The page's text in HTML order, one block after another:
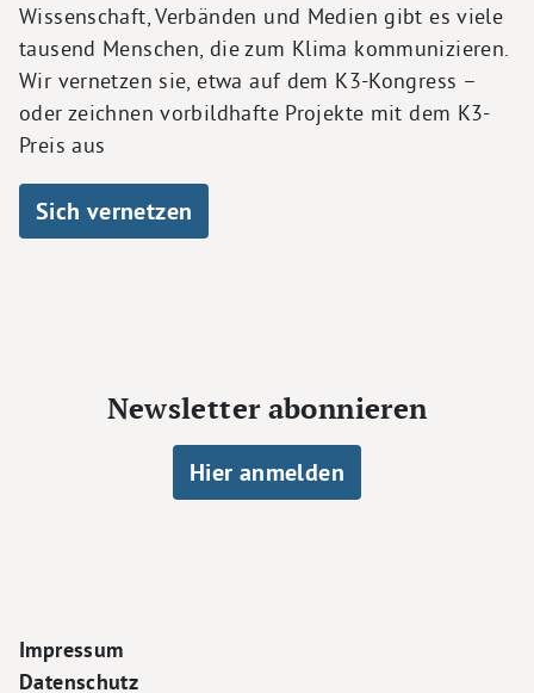
Wissenschaft, Verbänden und Medien gibt es viele
tausend Menschen, die zum Klima kommunizieren.
Wir vernetzen sie, etwa auf dem K3-Kongress –
oder zeichnen vorbildhafte Projekte mit dem K3-
Preis aus
Sich vernetzen
Newsletter abonnieren
Hier anmelden
Footer Navigation
Impressum
Datenschutz